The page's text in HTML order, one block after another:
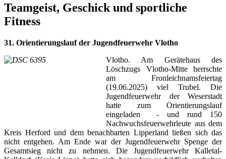
Teamgeist, Geschick und sportliche
Fitness
31. Orientierungslauf der Jugendfeuerwehr Vlotho
Vlotho. Am Gerätehaus des
Löschzugs Vlotho-Mitte herrschte
am Fronleichnamsfeiertag
(19.06.2025) viel Trubel. Die
Jugendfeuerwehr der Weserstadt
hatte zum Orientierungslauf
eingeladen - und rund 150
Nachwuchsfeuerwehrleute aus dem
Kreis Herford und dem benachbarten Lipperland ließen sich das
nicht entgehen. Am Ende war der Jugendfeuerwehr Spenge der
Gesamtsieg nicht zu nehmen. Die Jugendfeuerwehr Kalletal-